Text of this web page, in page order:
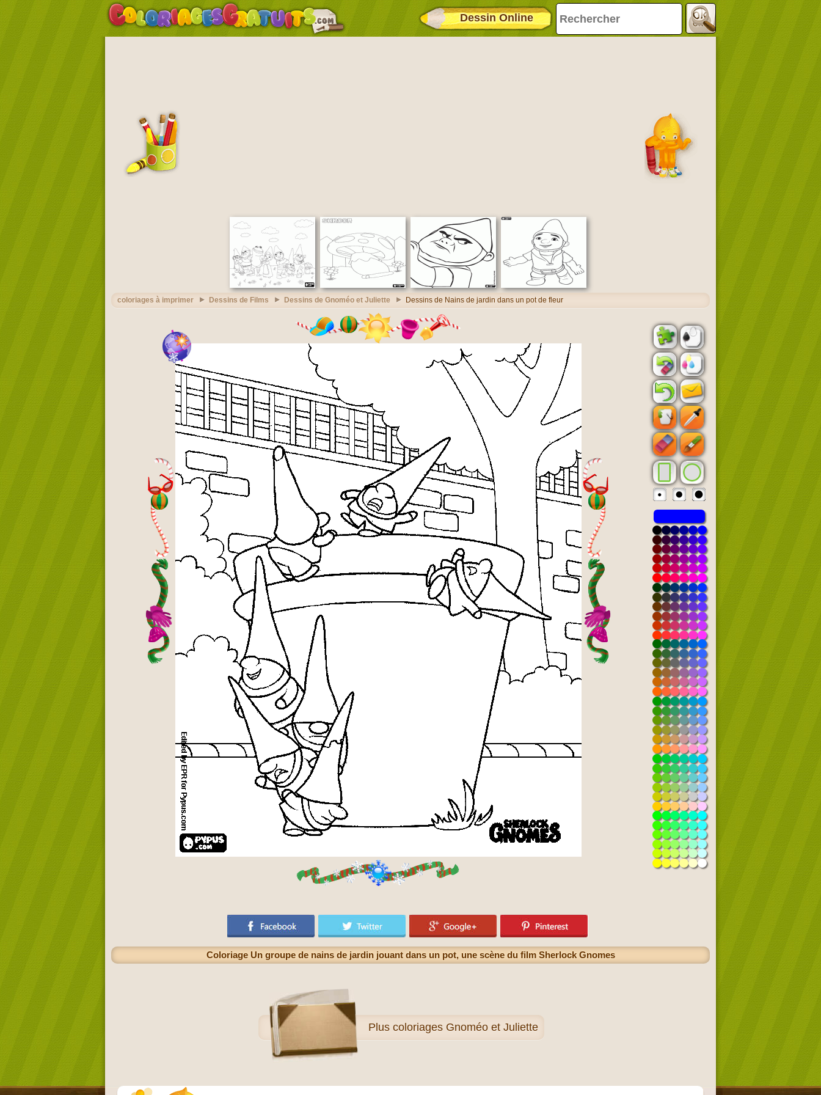
Dessin Online
coloriages à imprimer Dessins de Films Dessins de Gnoméo et Juliette Dessins de Nains de jardin dans un pot de fleur
Coloriage Un groupe de nains de jardin jouant dans un pot, une scène du film Sherlock Gnomes
Plus coloriages Gnoméo et Juliette